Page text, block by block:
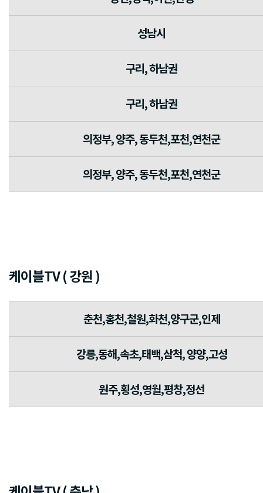
성남시
구리, 하남권
구리, 하남권
의정부, 양주, 동두천,포천,연천군
의정부, 양주, 동두천,포천,연천군
케이블TV ( 강원 )
춘천,홍천,철원,화천,양구군,인제
강릉,동해,속초,태백,삼척, 양양,고성
원주,횡성,영월,평창,정선